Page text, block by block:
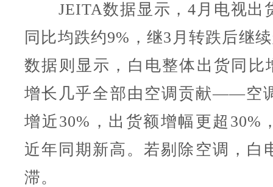
JEITA数据显示，4月电视出
同比均跌约9%，继3月转跌后继
数据则显示，白电整体出货同比
增长几乎全部由空调贡献——空
增近30%，出货额增幅更超30%
近年同期新高。若剔除空调，白
滞。